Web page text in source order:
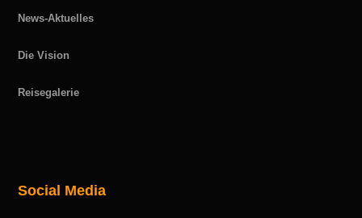
News-Aktuelles
Die Vision
Reisegalerie
Social Media